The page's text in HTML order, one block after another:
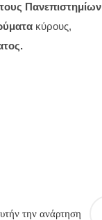
Πανεπιστημίων
κύρους,
την ανάρτηση